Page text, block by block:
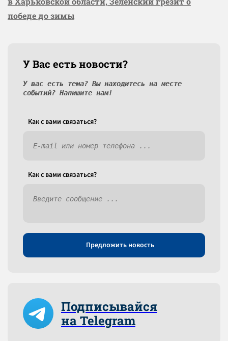
победе до зимы
У Вас есть новости?
У вас есть тема? Вы находитесь на месте
событий? Напишите нам!
Как c вами связаться?
Как c вами связаться?
Предложить новость
Подписывайся
на Telegram